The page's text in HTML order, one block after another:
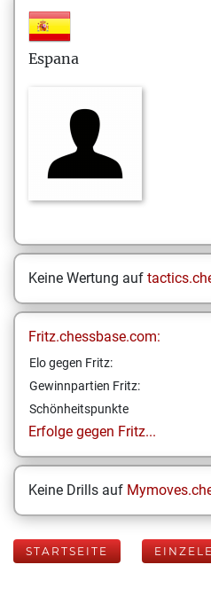
Espana
Keine Wertung auf
Fritz.chessbase.com:
Elo gegen Fritz:
Gewinnpartien Fritz:
Schönheitspunkte
Erfolge gegen Fritz...
Keine Drills auf
STARTSEITE